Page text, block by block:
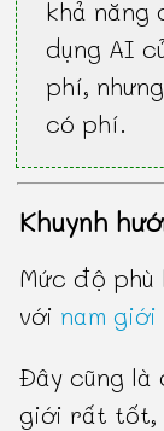
khả năng
dụng AI
phí,
có phí.
Khuynh
Mức độ
với nam giới
Đây cũng là
giới rất tốt,